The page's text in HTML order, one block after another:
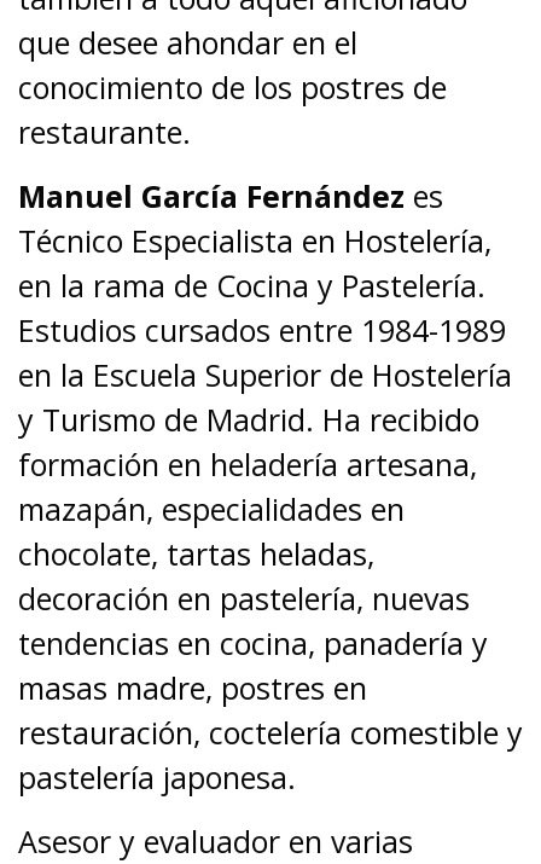
que desee ahondar en el
conocimiento de los postres de
restaurante.
Manuel García Fernández es
Técnico Especialista en Hostelería,
en la rama de Cocina y Pastelería.
Estudios cursados entre 1984-1989
en la Escuela Superior de Hostelería
y Turismo de Madrid. Ha recibido
formación en heladería artesana,
mazapán, especialidades en
chocolate, tartas heladas,
decoración en pastelería, nuevas
tendencias en cocina, panadería y
masas madre, postres en
restauración, coctelería comestible y
pastelería japonesa.
Asesor y evaluador en varias